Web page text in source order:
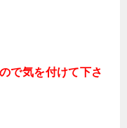
で気を付けて下さ